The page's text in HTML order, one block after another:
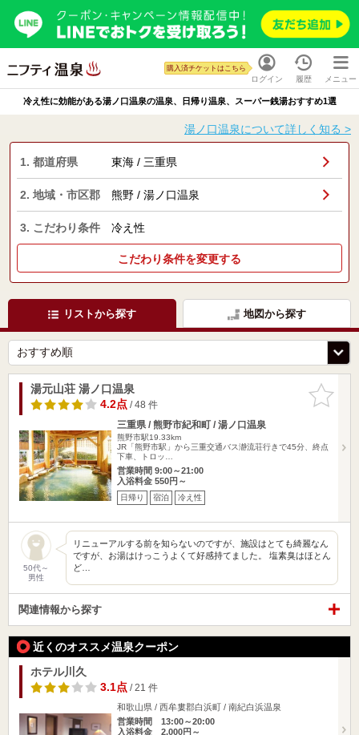
ログイン
購入済チケットはこちら
履歴 メニュー
冷え性に効能がある湯ノ口温泉の温泉、日帰り温泉、スーパー銭湯おすすめ1選
湯ノ口温泉について詳しく知る >
1. 都道府県 東海 / 三重県
2. 地域・市区郡 熊野 / 湯ノ口温泉
3. こだわり条件 冷え性
こだわり条件を変更する
リストから探す 地図から探す
お気に入
りに追加
湯元山荘 湯ノ口温泉
4.2点/ 48 件
三重県 / 熊野市紀和町 / 湯ノ口温泉
熊野市駅19.33km
JR「熊野市駅」から三重交通バス瀞流荘行きで45分、終点
下車、トロッ…
営業時間 9:00～21:00
入浴料金 550円～
日帰り 宿泊 冷え性
50代～
男性
リニューアルする前を知らないのですが、施設はとても綺麗なん
ですが、お湯はけっこうよくて好感持てました。 塩素臭はほとん
ど…
関連情報から探す
近くのオススメ温泉クーポン
ホテル川久
3.1点/ 21 件
和歌山県 / 西牟婁郡白浜町 / 南紀白浜温泉
営業時間 13:00～20:00
入浴料金 2,000円～